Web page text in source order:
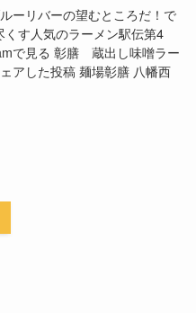
ーリバーの望むところだ！で
す人気のラーメン駅伝第4
で見る 彰膳 蔵出し味噌ラー
アした投稿 麺場彰膳 八幡西